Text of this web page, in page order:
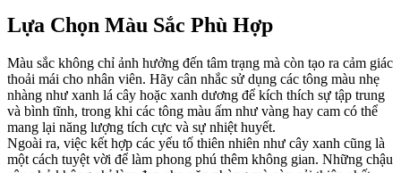
Lựa Chọn Màu Sắc Phù Hợp
Màu sắc không chỉ ảnh hưởng đến tâm trạng mà còn tạo ra cảm giác
thoải mái cho nhân viên. Hãy cân nhắc sử dụng các tông màu nhẹ
nhàng như xanh lá cây hoặc xanh dương để kích thích sự tập trung
và bình tĩnh, trong khi các tông màu ấm như vàng hay cam có thể
mang lại năng lượng tích cực và sự nhiệt huyết.
Ngoài ra, việc kết hợp các yếu tố thiên nhiên như cây xanh cũng là
một cách tuyệt vời để làm phong phú thêm không gian. Những chậu